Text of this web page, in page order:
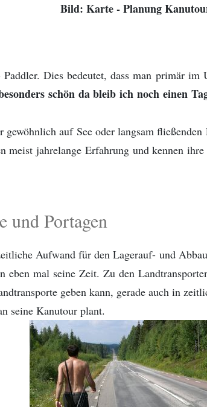
Bild: Karte - Planung
Dies bedeutet, dass man primär
schön da bleib ich noch einen
auf See oder langsam
meist jahrelange Erfahrung und kennen
und Portagen
Aufwand für den Lagerauf- und
eben mal seine Zeit. Zu den
geben kann, gerade auch in
seine Kanutour plant.